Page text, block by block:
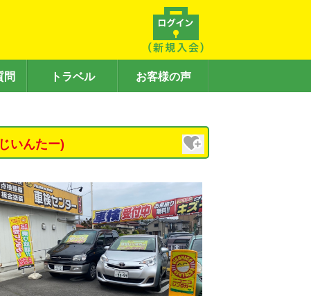
問 トラベル お客様の声
いんたー)